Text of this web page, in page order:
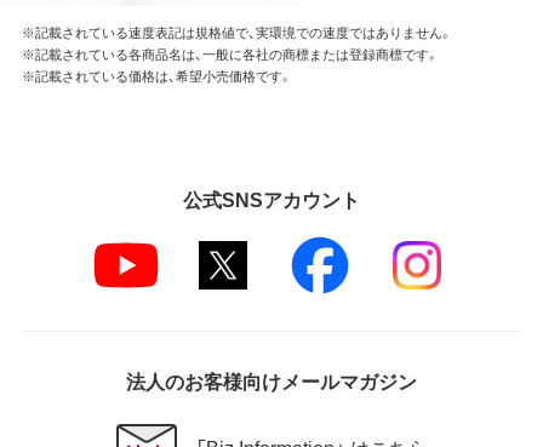
※記載されている速度表記は規格値で、実環境での速度ではありません。
※記載されている各商品名は、一般に各社の商標または登録商標です。
※記載されている価格は、希望小売価格です。
公式SNSアカウント
法人のお客様向けメールマガジン